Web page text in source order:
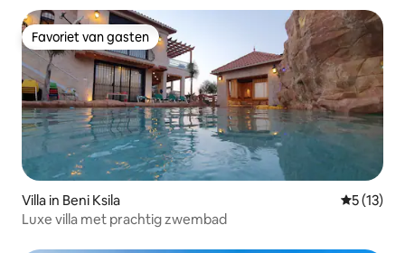
Favoriet van gasten
Favoriet van gasten
Villa in Beni Ksila
5 (13)
Luxe villa met prachtig zwembad